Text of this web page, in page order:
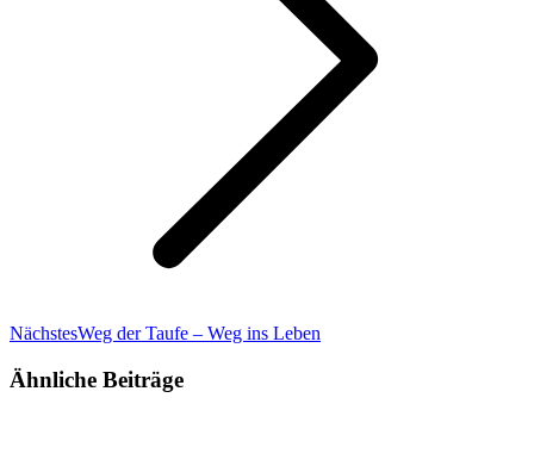
NächstesNächster
Weg der Taufe – Weg ins Leben
Ähnliche Beiträge